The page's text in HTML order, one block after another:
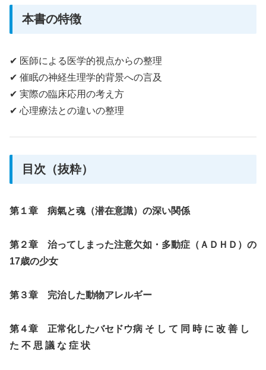
本書の特徴
✔ 医師による医学的視点からの整理
✔ 催眠の神経生理学的背景への言及
✔ 実際の臨床応用の考え方
✔ 心理療法との違いの整理
目次（抜粋）
第１章 病氣と魂（潜在意識）の深い関係
第２章 治ってしまった注意欠如・多動症（ＡＤＨＤ）の
17歳の少女
第３章 完治した動物アレルギー
第４章 正常化したバセドウ病 そ し て 同 時 に 改 善 し
た 不 思 議 な 症 状